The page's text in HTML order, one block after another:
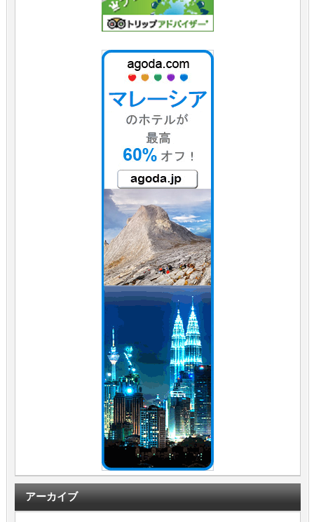
アーカイブ